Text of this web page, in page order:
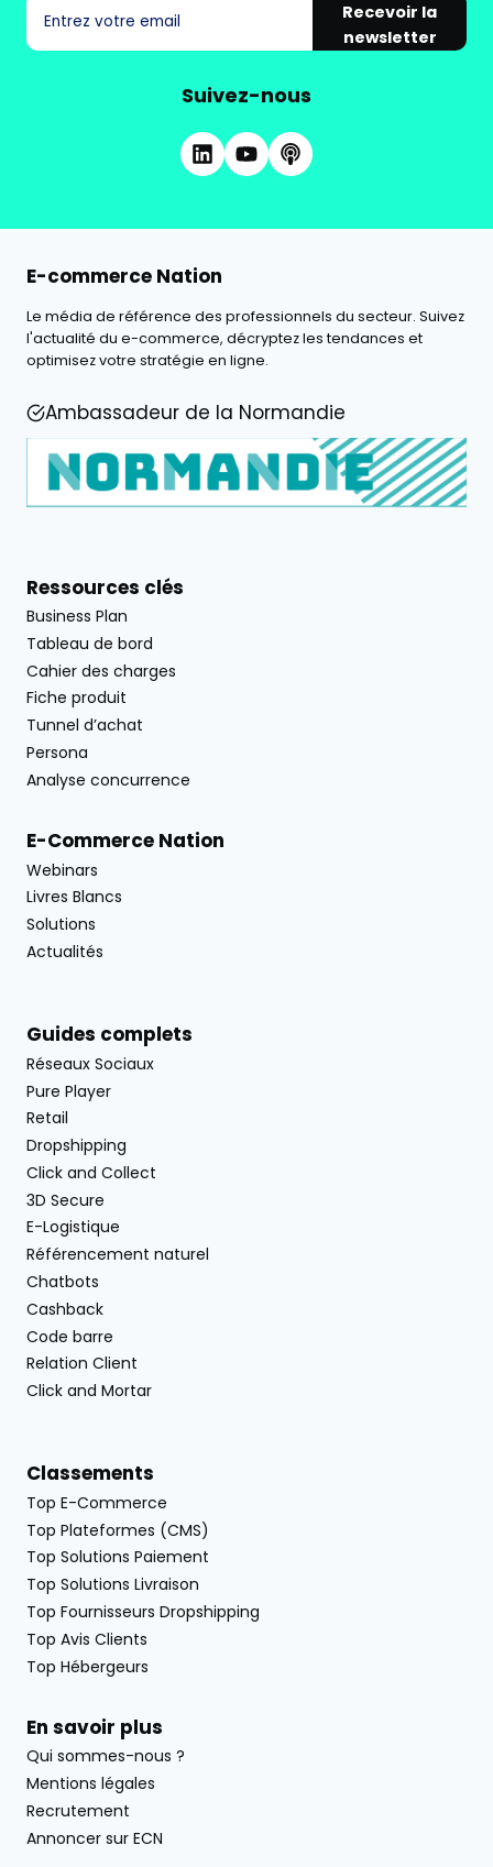
Recevoir la
newsletter
Suivez-nous
E-commerce Nation
Le média de référence des professionnels du secteur. Suivez
l'actualité du e-commerce, décryptez les tendances et
optimisez votre stratégie en ligne.
Ambassadeur de la Normandie
Ressources clés
Business Plan
Tableau de bord
Cahier des charges
Fiche produit
Tunnel d’achat
Persona
Analyse concurrence
E-Commerce Nation
Webinars
Livres Blancs
Solutions
Actualités
Guides complets
Réseaux Sociaux
Pure Player
Retail
Dropshipping
Click and Collect
3D Secure
E-Logistique
Référencement naturel
Chatbots
Cashback
Code barre
Relation Client
Click and Mortar
Classements
Top E-Commerce
Top Plateformes (CMS)
Top Solutions Paiement
Top Solutions Livraison
Top Fournisseurs Dropshipping
Top Avis Clients
Top Hébergeurs
En savoir plus
Qui sommes-nous ?
Mentions légales
Recrutement
Annoncer sur ECN